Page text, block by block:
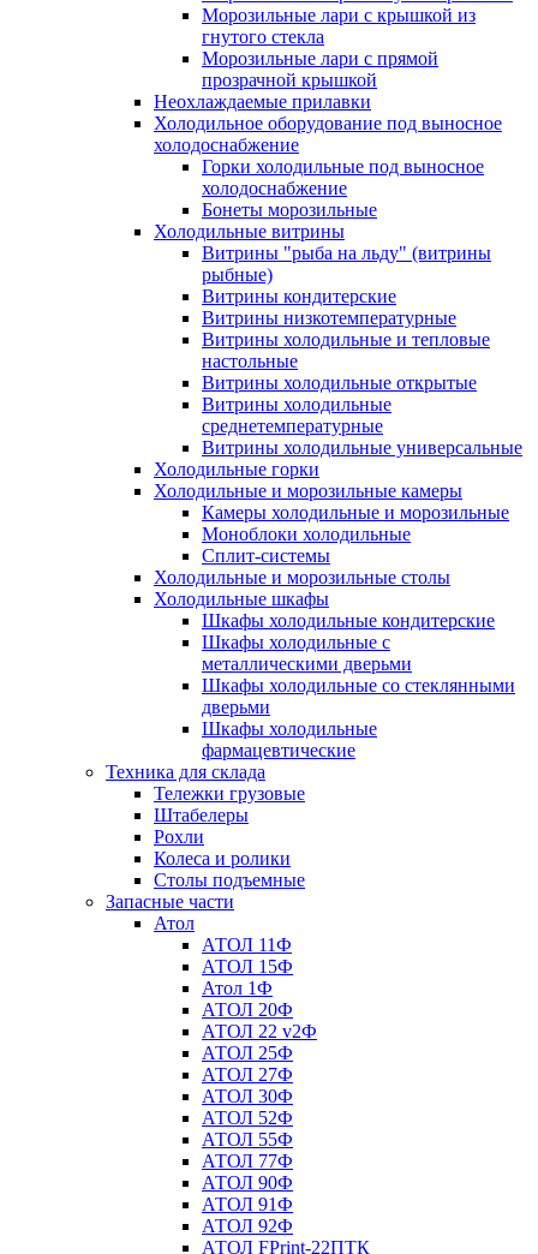
Морозильные лари с крышкой из
гнутого стекла
Морозильные лари с прямой
прозрачной крышкой
Неохлаждаемые прилавки
Холодильное оборудование под выносное
холодоснабжение
Горки холодильные под выносное
холодоснабжение
Бонеты морозильные
Холодильные витрины
Витрины "рыба на льду" (витрины
рыбные)
Витрины кондитерские
Витрины низкотемпературные
Витрины холодильные и тепловые
настольные
Витрины холодильные открытые
Витрины холодильные
среднетемпературные
Витрины холодильные универсальные
Холодильные горки
Холодильные и морозильные камеры
Камеры холодильные и морозильные
Моноблоки холодильные
Сплит-системы
Холодильные и морозильные столы
Холодильные шкафы
Шкафы холодильные кондитерские
Шкафы холодильные с
металлическими дверьми
Шкафы холодильные со стеклянными
дверьми
Шкафы холодильные
фармацевтические
Техника для склада
Тележки грузовые
Штабелеры
Рохли
Колеса и ролики
Столы подъемные
Запасные части
Атол
АТОЛ 11Ф
АТОЛ 15Ф
Атол 1Ф
АТОЛ 20Ф
АТОЛ 22 v2Ф
АТОЛ 25Ф
АТОЛ 27Ф
АТОЛ 30Ф
АТОЛ 52Ф
АТОЛ 55Ф
АТОЛ 77Ф
АТОЛ 90Ф
АТОЛ 91Ф
АТОЛ 92Ф
АТОЛ FPrint-22ПТК